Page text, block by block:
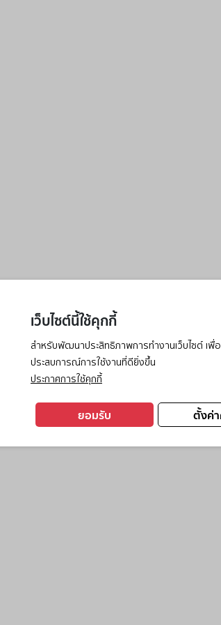
เว็บไซต์นี้ใช้คุกกี้
สำหรับพัฒนาประสิทธิภาพการทำงานเว็บไซต์ เพื่
ประสบการณ์การใช้งานที่ดียิ่งขึ้น
ประกาศการใช้คุกกี้
ตั้งค่
ยอมรับ
has occurred while loading